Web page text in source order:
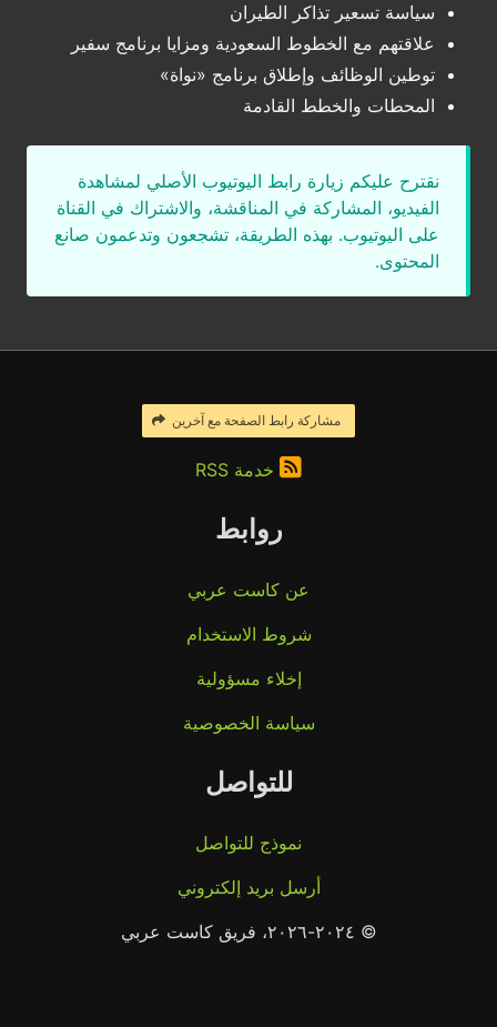
سياسة تسعير تذاكر الطيران
علاقتهم مع الخطوط السعودية ومزايا برنامج سفير
توطين الوظائف وإطلاق برنامج «نواة»
المحطات والخطط القادمة
نقترح عليكم زيارة رابط اليوتيوب الأصلي لمشاهدة
الفيديو، المشاركة في المناقشة، والاشتراك في القناة
على اليوتيوب. بهذه الطريقة، تشجعون وتدعمون صانع
المحتوى.
مشاركة رابط الصفحة مع آخرين
خدمة RSS
روابط
عن كاست عربي
شروط الاستخدام
إخلاء مسؤولية
سياسة الخصوصية
للتواصل
نموذج للتواصل
أرسل بريد إلكتروني
© ٢٠٢٤-٢٠٢٦، فريق كاست عربي